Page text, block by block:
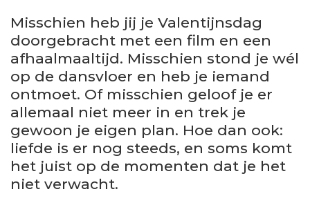
Misschien heb jij je Valentijnsdag
doorgebracht met een film en een
afhaalmaaltijd. Misschien stond je wél
op de dansvloer en heb je iemand
ontmoet. Of misschien geloof je er
allemaal niet meer in en trek je
gewoon je eigen plan. Hoe dan ook:
liefde is er nog steeds, en soms komt
het juist op de momenten dat je het
niet verwacht.